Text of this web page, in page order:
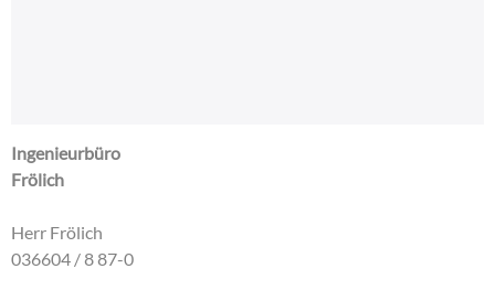
Ingenieurbüro
Frölich
Herr Frölich
036604 / 8 87-0